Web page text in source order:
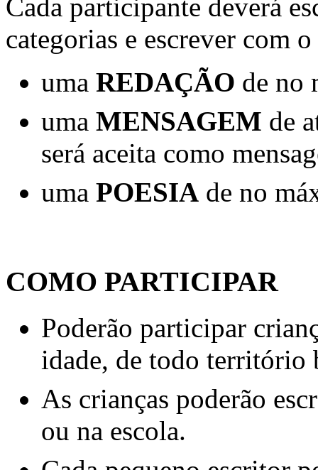
Cada participante deverá
categorias e escrever com
uma REDAÇÃO de no
uma MENSAGEM de
será aceita como
uma POESIA de no
COMO PARTICIPAR
Poderão participar
idade, de todo território
As crianças poderão
ou na escola.